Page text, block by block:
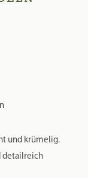
und krümelig.
detailreich